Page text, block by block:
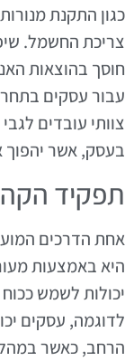
צריכת החשמל.
חוסך בהוצאות
עבור עסקים
צוותי עובדים
בעסק, אשר יהפוך
תפקיד
אחת הדרכים
היא באמצעות
יכולות לשמש ככוח
לדוגמה, עסקים
הרחב, כאשר